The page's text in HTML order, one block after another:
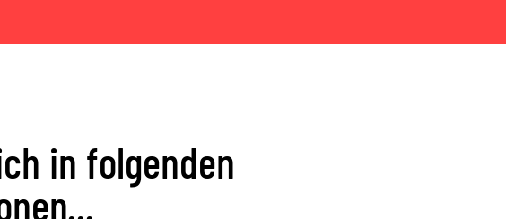
in folgenden